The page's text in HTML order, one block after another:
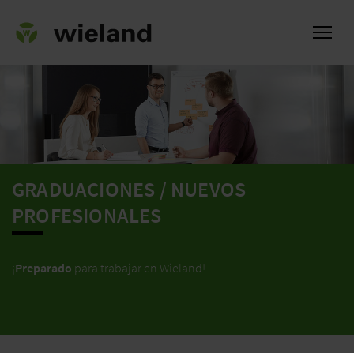
GRADUACIONES / NUEVOS
PROFESIONALES
¡Preparado para trabajar en Wieland!